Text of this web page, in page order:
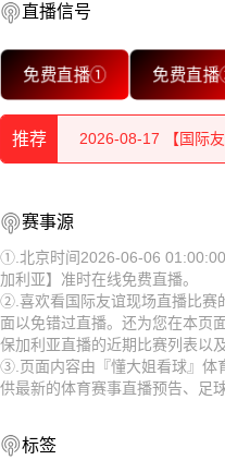
直播信号
免费直播① 免费直
推荐
2026-08-18 【国际
2026-08-17 【国际
2026-08-17 【国际
2026-08-17 【国际
2026-08-17 【国际
2026-08-17 【国际
2026-08-17 【国际
2026-08-17 【国际
赛事源
①.北京时间2026-06-06
加利亚】准时在线免费直播。
②.喜欢看国际友谊现场直播比赛
面以免错过直播。还为您在本页
保加利亚直播的近期比赛列表以
③.页面内容由『懂大姐看球』体
供最新的体育赛事直播预告、足
标签